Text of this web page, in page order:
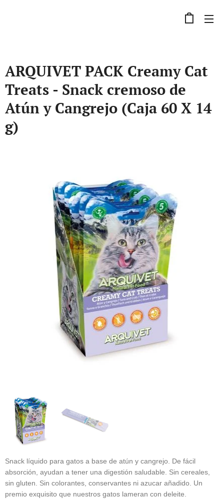
ARQUIVET PACK Creamy Cat
Treats - Snack cremoso de
Atún y Cangrejo (Caja 60 X 14
g)
Snack líquido para gatos a base de atún y cangrejo. De fácil
absorción, ayudan a tener una digestión saludable. Sin cereales,
sin gluten. Sin colorantes, conservantes ni azucar añadido. Un
premio exquisito que nuestros gatos lameran con deleite.